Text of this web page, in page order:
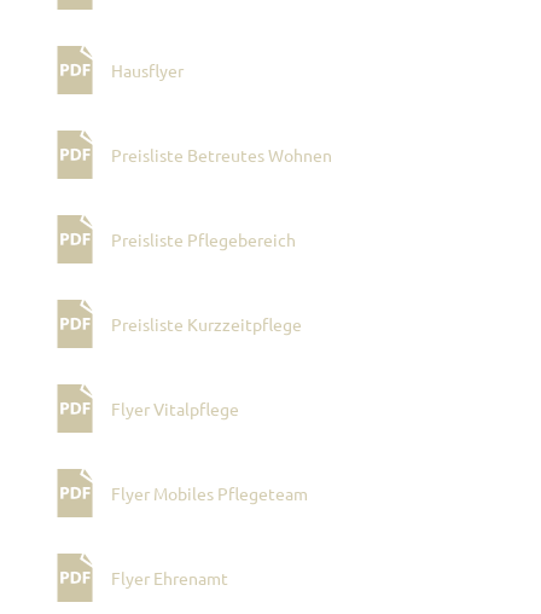
Hausflyer
Preisliste Betreutes Wohnen
Preisliste Pflegebereich
Preisliste Kurzzeitpflege
Flyer Vitalpflege
Flyer Mobiles Pflegeteam
Flyer Ehrenamt